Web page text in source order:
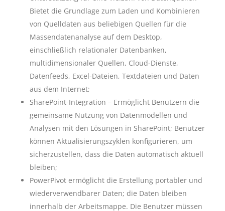
Bietet die Grundlage zum Laden und Kombinieren
von Quelldaten aus beliebigen Quellen für die
Massendatenanalyse auf dem Desktop,
einschließlich relationaler Datenbanken,
multidimensionaler Quellen, Cloud-Dienste,
Datenfeeds, Excel-Dateien, Textdateien und Daten
aus dem Internet;
SharePoint-Integration – Ermöglicht Benutzern die
gemeinsame Nutzung von Datenmodellen und
Analysen mit den Lösungen in SharePoint; Benutzer
können Aktualisierungszyklen konfigurieren, um
sicherzustellen, dass die Daten automatisch aktuell
bleiben;
PowerPivot ermöglicht die Erstellung portabler und
wiederverwendbarer Daten; die Daten bleiben
innerhalb der Arbeitsmappe. Die Benutzer müssen